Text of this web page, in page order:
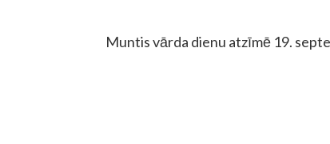
Muntis vārda dienu atzīmē 19.